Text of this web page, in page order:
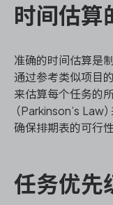
时间估算
准确的时间估算是
通过参考类似项目
来估算每个任务的
（Parkinson’s Law
确保排期表的可行性
任务优先